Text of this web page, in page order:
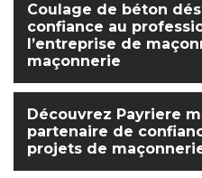
Coulage de béton
confiance au
l’entreprise de
maçonnerie
Découvrez Payriere
partenaire de
projets de